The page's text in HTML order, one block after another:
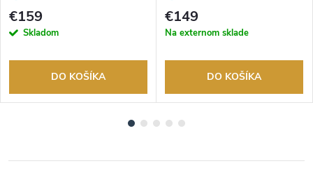
tovaru. Autorizovaný predajca.
€159
Skladom
DO KOŠÍKA
tovaru. Autorizovaný predajca.
€149
Na externom sklade
DO KOŠÍKA